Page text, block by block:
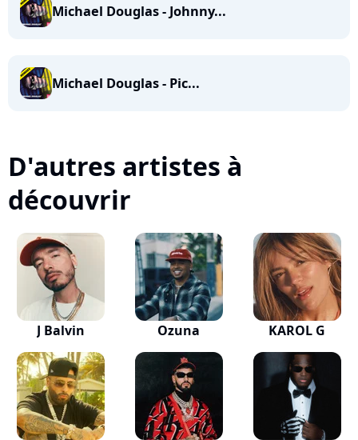
Michael Douglas - Johnny...
Michael Douglas - Pic...
D'autres artistes à
découvrir
J Balvin Ozuna KAROL G